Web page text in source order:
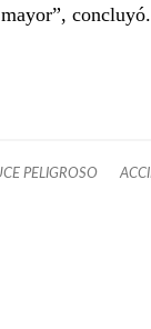
concluyó.
PELIGROSO